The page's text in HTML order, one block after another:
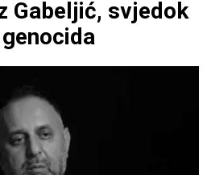
Gabeljić, svjedok